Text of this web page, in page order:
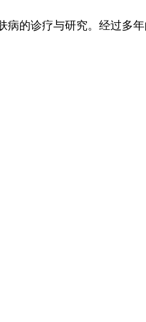
的诊疗与研究。经过多